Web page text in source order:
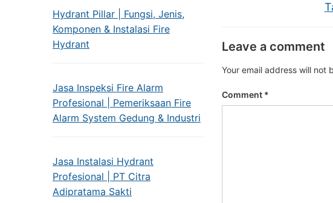
Hydrant Pillar | Fungsi, Jenis,
Komponen & Instalasi Fire
Hydrant
Jasa Inspeksi Fire Alarm
Profesional | Pemeriksaan Fire
Alarm System Gedung & Industri
Jasa Instalasi Hydrant
Profesional | PT Citra
Adipratama Sakti
Leave a comment
Your email address will not
Comment *